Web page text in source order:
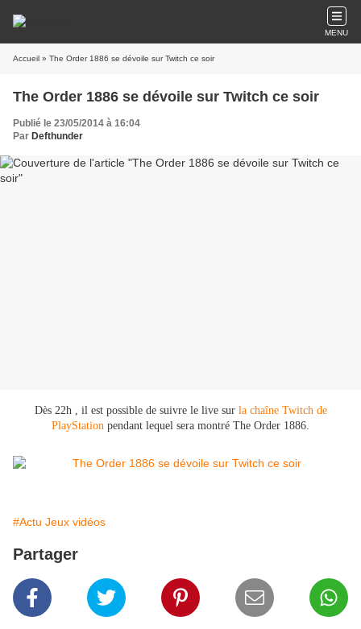
MENU
Accueil » The Order 1886 se dévoile sur Twitch ce soir
The Order 1886 se dévoile sur Twitch ce soir
Publié le 23/05/2014 à 16:04
Par Defthunder
Dès 22h , il est possible de suivre le live sur la chaîne Twitch de
PlayStation pendant lequel sera montré The Order 1886.
#Actu Jeux vidéos
Partager